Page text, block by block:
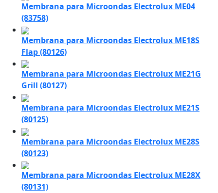
Membrana para Microondas Electrolux ME04
(83758)
Membrana para Microondas Electrolux ME18S
Flap (80126)
Membrana para Microondas Electrolux ME21G
Grill (80127)
Membrana para Microondas Electrolux ME21S
(80125)
Membrana para Microondas Electrolux ME28S
(80123)
Membrana para Microondas Electrolux ME28X
(80131)